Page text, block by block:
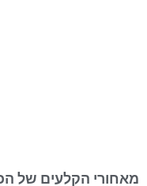
מאחורי הקלעים של